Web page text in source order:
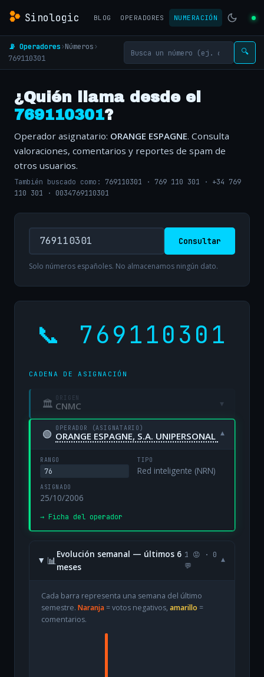
Sinologic BLOG OPERADORES NUMERACIÓN
📡 Operadores›Números›
769110301
🔍
¿Quién llama desde el
769110301?
Operador asignatario: ORANGE ESPAGNE. Consulta
valoraciones, comentarios y reportes de spam de
otros usuarios.
También buscado como: 769110301 · 769 110 301 · +34 769
110 301 · 0034769110301
Consultar
Solo números españoles. No almacenamos ningún dato.
📞 769110301
CADENA DE ASIGNACIÓN
🏛 ORIGEN
CNMC ▾
🟢 OPERADOR (ASIGNATARIO)
ORANGE ESPAGNE, S.A. UNIPERSONAL ▾
RANGO
76
TIPO
Red inteligente (NRN)
ASIGNADO
25/10/2006
→ Ficha del operador
📊
Evolución semanal — últimos 6
meses
1 😡 · 0
💬
▾
Cada barra representa una semana del último
semestre. Naranja= votos negativos, amarillo =
comentarios.